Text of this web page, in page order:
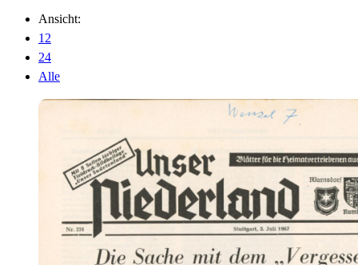
Ansicht:
12
24
Alle